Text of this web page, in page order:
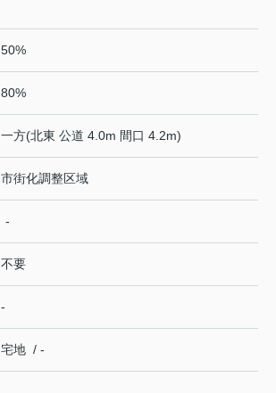
50%
80%
一方(北東 公道 4.0m 間口 4.2m)
市街化調整区域
-
不要
-
宅地 / -